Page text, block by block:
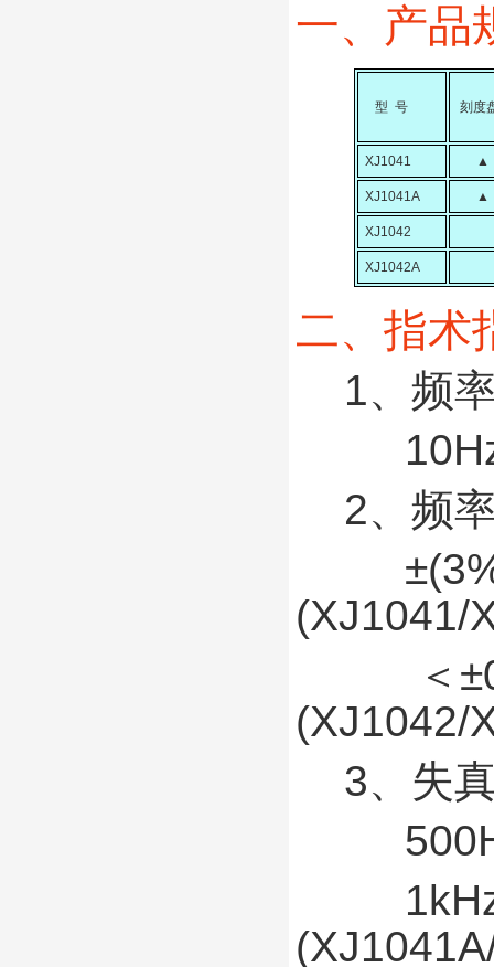
一、产品
型 号 刻度
XJ1041 ▲
XJ1041A ▲
XJ1042
XJ1042A
二、指术
1、频
2、频
(XJ1041/
(XJ1042/
3、失